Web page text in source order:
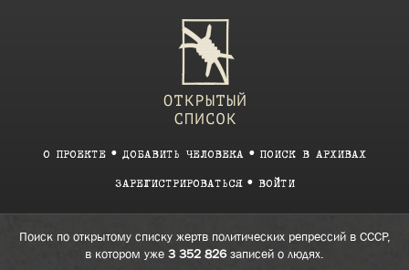
О ПРОЕКТЕ ДОБАВИТЬ ЧЕЛОВЕКА ПОИСК В АРХИВАХ
ЗАРЕГИСТРИРОВАТЬСЯ ВОЙТИ
Поиск по открытому списку жертв политических репрессий в СССР,
в котором уже 3 352 826записей о людях.